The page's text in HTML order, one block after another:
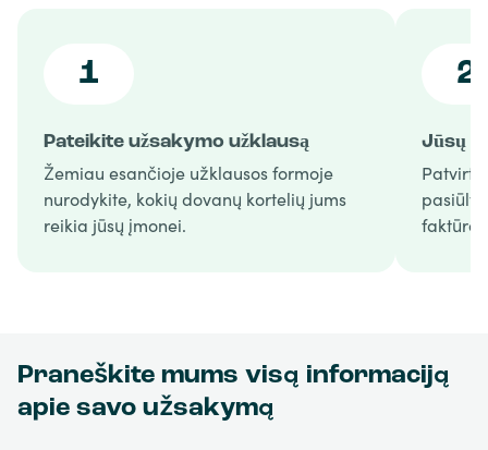
1
Pateikite užsakymo užklausą
Žemiau esančioje užklausos formoje
nurodykite, kokių dovanų kortelių jums
reikia jūsų įmonei.
2
Jūsų
faktūrą.
Praneškite mums visą informaciją
apie savo užsakymą